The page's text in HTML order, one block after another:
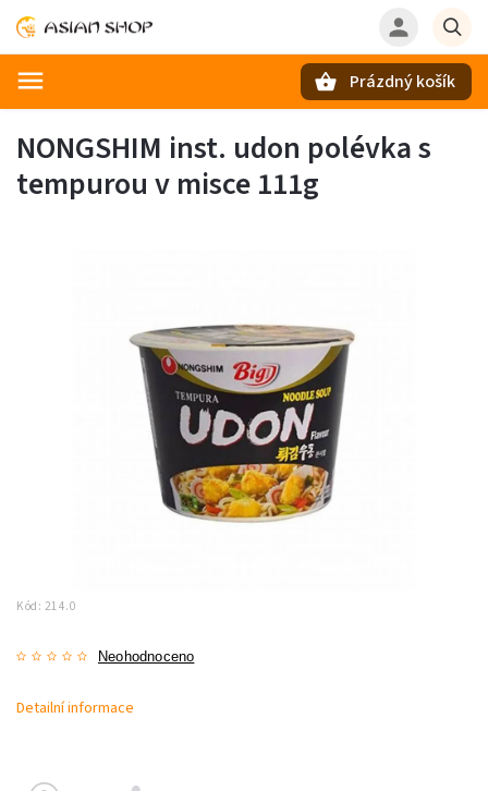
Prázdný košík
NONGSHIM inst. udon polévka s
tempurou v misce 111g
Kód: 214.0
Neohodnoceno
Detailní informace